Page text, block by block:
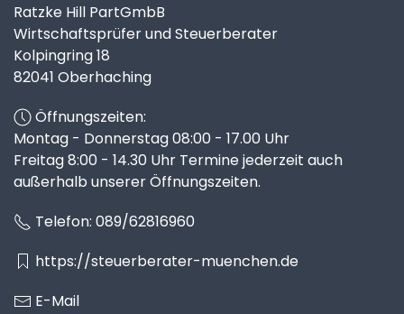
Ratzke Hill PartGmbB
Wirtschaftsprüfer und Steuerberater
Kolpingring 18
82041 Oberhaching
Öffnungszeiten:
Montag - Donnerstag 08:00 - 17.00 Uhr
Freitag 8:00 - 14.30 Uhr Termine jederzeit auch
außerhalb unserer Öffnungszeiten.
Telefon: 089/62816960
https://steuerberater-muenchen.de
E-Mail